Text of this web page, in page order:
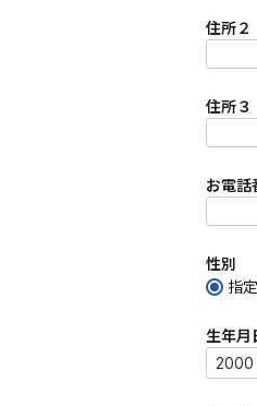
住所２
住所３
お電話
性別
指
生年月